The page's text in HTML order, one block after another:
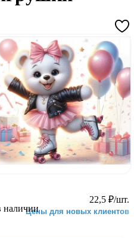
22,5 ₽/шт.
Цены для новых клиентов
наличии